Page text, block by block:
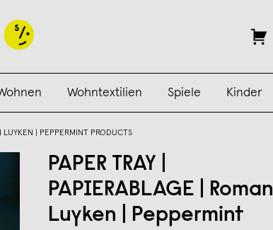
Wohntextilien Spiele Kinder
LUYKEN | PEPPERMINT PRODUCTS
PAPER TRAY |
PAPIERABLAGE | Roman
Luyken | Peppermint